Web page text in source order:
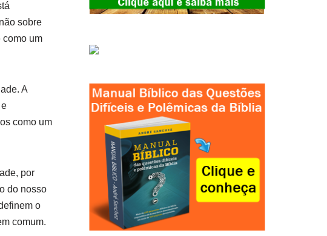
sobre
como um
A
como um
por
do nosso
o
comum.